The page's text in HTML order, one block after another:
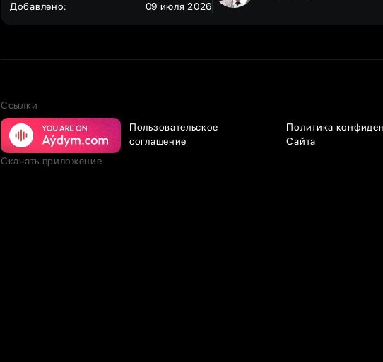
Добавлено: 09 июля 2026
Ссылки
Пользовательское
соглашение
Политика
Сайта
Скачать приложение